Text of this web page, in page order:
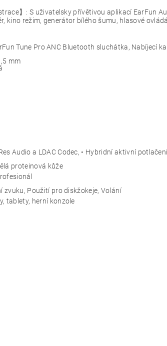
】: S uživatelsky přívětivou aplikací EarFun
kino režim, generátor bílého šumu, hlasové
Tune Pro ANC Bluetooth sluchátka, Nabíjecí
mm
Audio a LDAC Codec, • Hybridní aktivní
proteinová kůže
zvuku, Použití pro diskžokeje, Volání
tablety, herní konzole